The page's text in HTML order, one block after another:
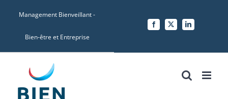
Management Bienveillant -
Bien-être et Entreprise
Facebook
X LinkedIn